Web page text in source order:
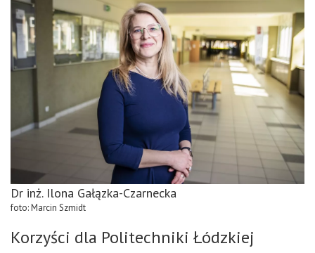
Dr inż. Ilona Gałązka-Czarnecka
foto: Marcin Szmidt
Korzyści dla Politechniki Łódzkiej